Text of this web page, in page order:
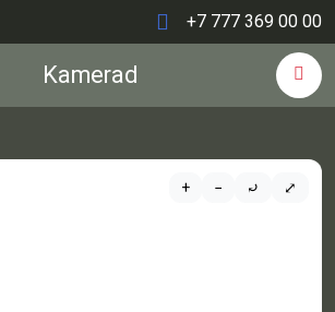
+7 777 369 00 00
Kamerad
+ − ⤾ ⤢